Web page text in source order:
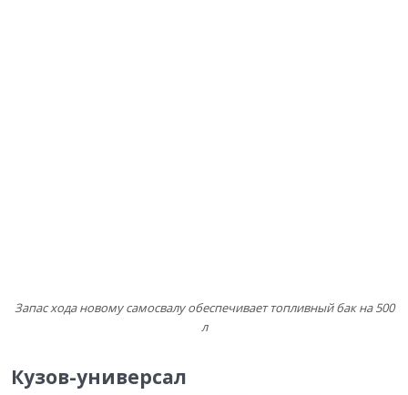
Запас хода новому самосвалу обеспечивает топливный бак на 500
л
Кузов-универсал